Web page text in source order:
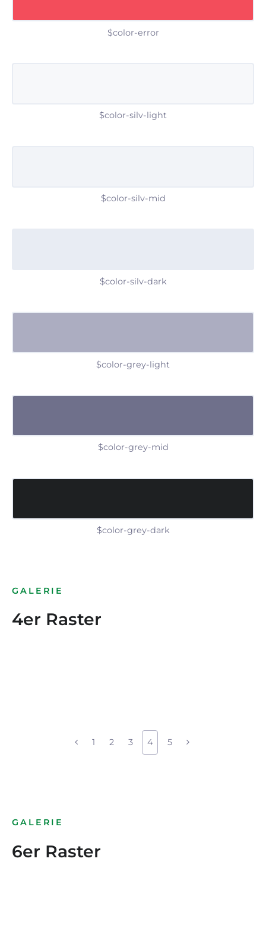
$color-error
$color-silv-light
$color-silv-mid
$color-silv-dark
$color-grey-light
$color-grey-mid
$color-grey-dark
GALERIE
4er Raster
1 2 3 4 5
GALERIE
6er Raster